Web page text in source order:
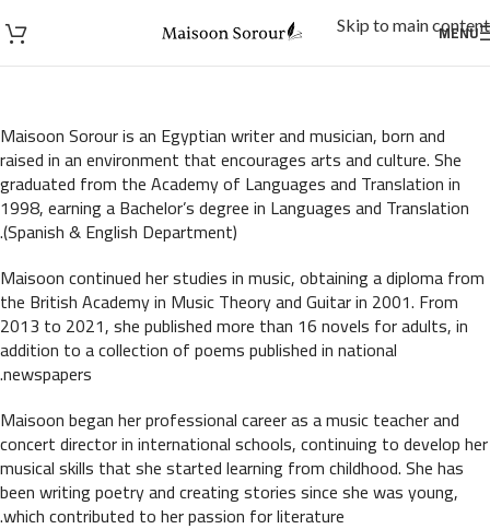
Skip to main content
MENU
Maisoon Sorour is an Egyptian writer and musician, born and
raised in an environment that encourages arts and culture. She
graduated from the Academy of Languages and Translation in
1998, earning a Bachelor’s degree in Languages and Translation
(Spanish & English Department).
Maisoon continued her studies in music, obtaining a diploma from
the British Academy in Music Theory and Guitar in 2001. From
2013 to 2021, she published more than 16 novels for adults, in
addition to a collection of poems published in national
newspapers.
Maisoon began her professional career as a music teacher and
concert director in international schools, continuing to develop her
musical skills that she started learning from childhood. She has
been writing poetry and creating stories since she was young,
which contributed to her passion for literature.